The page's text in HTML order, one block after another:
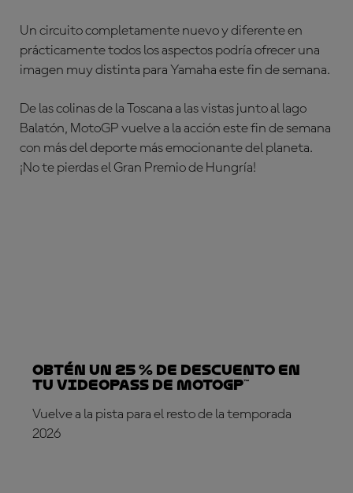
Un circuito completamente nuevo y diferente en
prácticamente todos los aspectos podría ofrecer una
imagen muy distinta para Yamaha este fin de semana.
De las colinas de la Toscana a las vistas junto al lago
Balatón, MotoGP vuelve a la acción este fin de semana
con más del deporte más emocionante del planeta.
¡No te pierdas el Gran Premio de Hungría!
Obtén un 25 % de descuento en
tu VideoPass de MotoGP™
Vuelve a la pista para el resto de la temporada
2026